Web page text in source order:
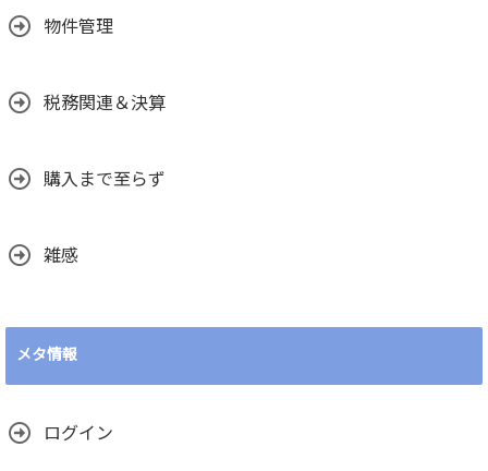
物件管理
税務関連＆決算
購入まで至らず
雑感
メタ情報
ログイン